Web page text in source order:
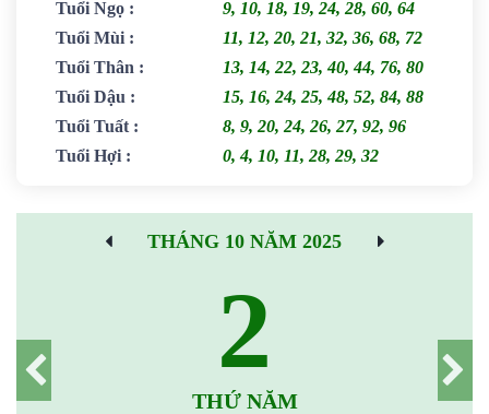
Tuổi Ngọ :
9, 10, 18, 19, 24, 28, 60, 64
Tuổi Mùi :
11, 12, 20, 21, 32, 36, 68, 72
Tuổi Thân :
13, 14, 22, 23, 40, 44, 76, 80
Tuổi Dậu :
15, 16, 24, 25, 48, 52, 84, 88
Tuổi Tuất :
8, 9, 20, 24, 26, 27, 92, 96
Tuổi Hợi : 0, 4, 10, 11, 28, 29, 32
THÁNG 10 NĂM 2025
2
THỨ NĂM